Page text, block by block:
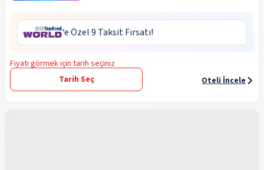
‘e Özel 9 Taksit Fırsatı!
Fiyatı görmek için tarih seçiniz
Tarih Seç
Oteli İncele